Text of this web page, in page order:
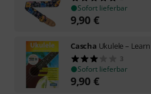
Sofort lieferbar
9,90 €
Cascha Ukulele –
3
Sofort lieferbar
9,90 €